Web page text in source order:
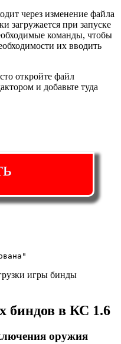
через изменение файла
загружается при запуске
команды, чтобы
их вводить
откройте файл
и добавьте туда
игры бинды
биндов в КС 1.6
оружия